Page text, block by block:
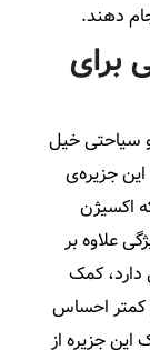
دهند.
برای
سیاحتی خیل
جزیره‌ی
اکسیژن
علاوه بر
دارد، کمک
کمتر احساس
جزیره از